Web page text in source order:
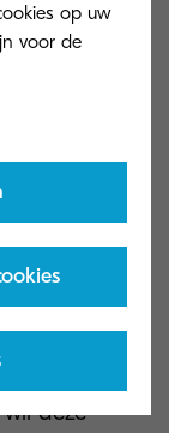
maar ook
neem
van
Wij
en ik
mensen
onze
KYOCERA
spelen.
van het
deze
op uw
voor de